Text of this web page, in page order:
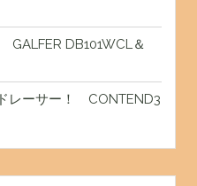
DB101WCL＆
レーサー！ CONTEND3